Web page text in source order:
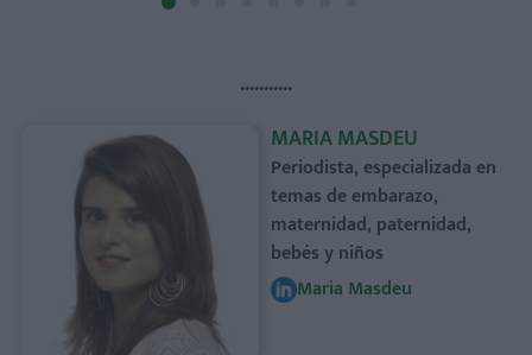
...........
MARIA MASDEU
Periodista, especializada en
temas de embarazo,
maternidad, paternidad,
bebés y niños
Maria Masdeu